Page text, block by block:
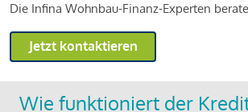
Die Infina Wohnbau-Finanz-Experten
Jetzt kontaktieren
Wie funktioniert der